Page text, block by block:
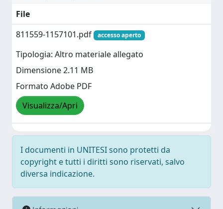
File
811559-1157101.pdf
accesso aperto
Tipologia: Altro materiale allegato
Dimensione 2.11 MB
Formato Adobe PDF
Visualizza/Apri
I documenti in UNITESI sono protetti da
copyright e tutti i diritti sono riservati, salvo
diversa indicazione.